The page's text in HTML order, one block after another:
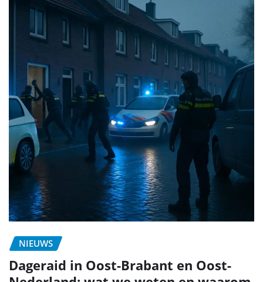
NIEUWS
Dageraid in Oost-Brabant en Oost-